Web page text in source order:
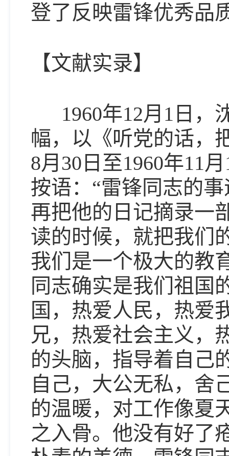
登了反映雷锋优秀品
【文献实录】
1960年12月1日，
幅，以《听党的话，
8月30日至1960年11
按语：“雷锋同志的
再把他的日记摘录一
读的时候，就把我们
我们是一个极大的教
同志确实是我们祖国
国，热爱人民，热爱
兄，热爱社会主义，
的头脑，指导着自己
自己，大公无私，舍
的温暖，对工作像夏
之入骨。他没有好了